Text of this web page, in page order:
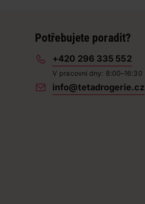
Potřebujete poradit?
+420 296 335 552
V pracovní dny: 8:00–16:30
info@tetadrogerie.cz